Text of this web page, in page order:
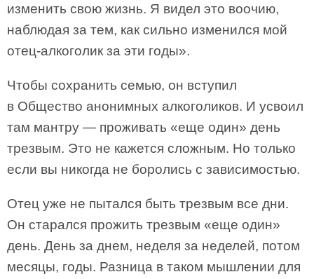
изменить свою жизнь. Я видел это воочию,
наблюдая за тем, как сильно изменился мой
отец-алкоголик за эти годы».
Чтобы сохранить семью, он вступил
в Общество анонимных алкоголиков. И усвоил
там мантру — проживать «еще один» день
трезвым. Это не кажется сложным. Но только
если вы никогда не боролись с зависимостью.
Отец уже не пытался быть трезвым все дни.
Он старался прожить трезвым «еще один»
день. День за днем, неделя за неделей, потом
месяцы, годы. Разница в таком мышлении для